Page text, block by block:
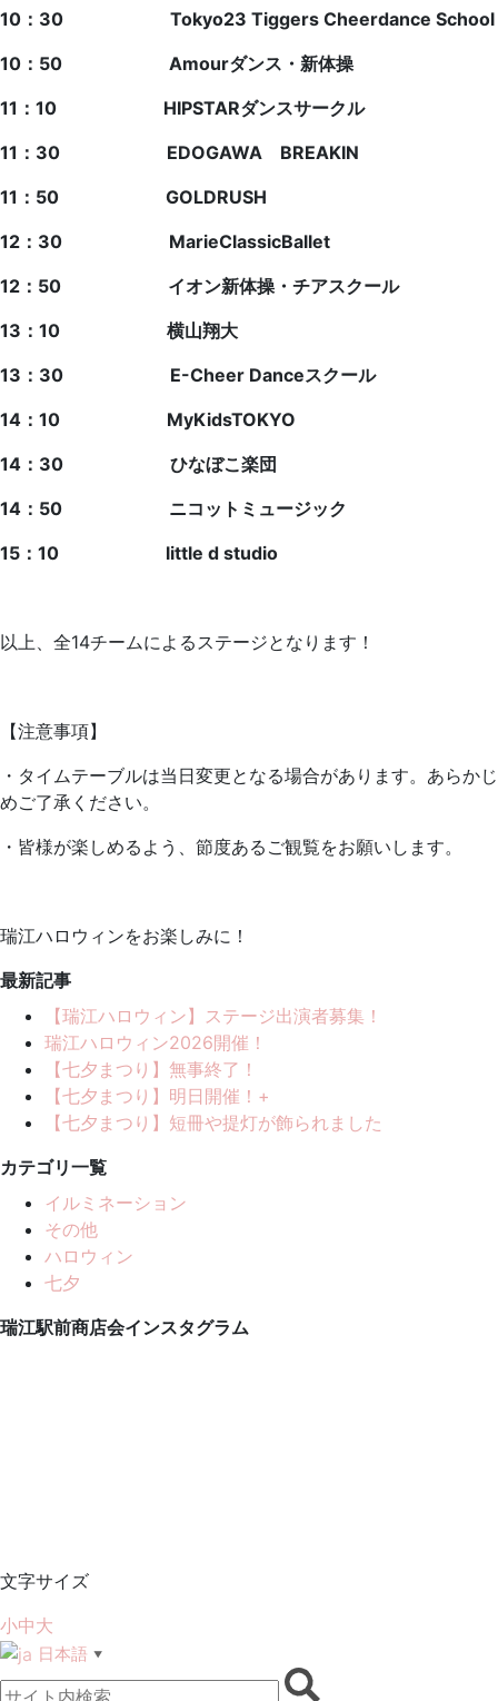
10：30 Tokyo23 Tiggers Cheerdance School
10：50 Amourダンス・新体操
11：10 HIPSTARダンスサークル
11：30 EDOGAWA BREAKIN
11：50 GOLDRUSH
12：30 MarieClassicBallet
12：50 イオン新体操・チアスクール
13：10 横山翔大
13：30 E-Cheer Danceスクール
14：10 MyKidsTOKYO
14：30 ひなぼこ楽団
14：50 ニコットミュージック
15：10
little d studio
以上、全14チームによるステージとなります！
【注意事項】
・タイムテーブルは当日変更となる場合があります。 あらかじ
めご了承ください。
・皆様が楽しめるよう、節度あるご観覧をお願いします。
瑞江ハロウィンをお楽しみに！
最新記事
【瑞江ハロウィン】ステージ出演者募集！
瑞江ハロウィン2026開催！
【七夕まつり】無事終了！
【七夕まつり】明日開催！+
【七夕まつり】短冊や提灯が飾られました
カテゴリ一覧
イルミネーション
その他
ハロウィン
七夕
瑞江駅前商店会インスタグラム
文字サイズ
小中大
日本語 ▼